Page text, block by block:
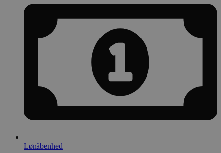
Lønåbenhed